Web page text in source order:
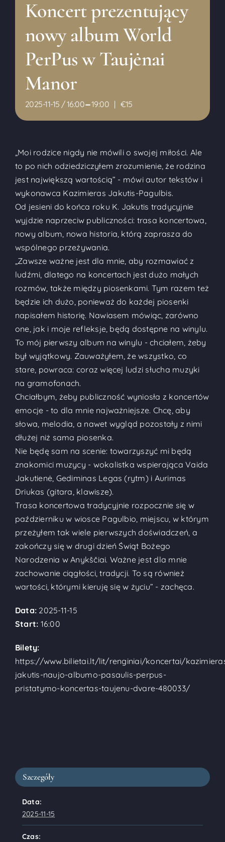
Koncert prezentujący
nowy album World
PerPus w Taujėnai
Manor
2025-11-15 / 16:00-19:00 | €15
„Moi rodzice nigdy nie mówili o swojej miłości. Ale
to po nich odziedziczyłem zrozumienie, że rodzina
jest największą wartością” - mówi autor tekstów i
wykonawca Kazimieras Jakutis-Pagulbis.
Od jesieni do końca roku K. Jakutis tradycyjnie
wyjdzie naprzeciw publiczności: trasa koncertowa,
nowy album, nowa historia, którą zaprasza do
wspólnego przeżywania.
„Zawsze ważne jest dla mnie, aby rozmawiać z
ludźmi, dlatego na koncertach jest dużo małych
rozmów, także między piosenkami. Tym razem też
będzie ich dużo, ponieważ do każdej piosenki
napisałem historię. Nawiasem mówiąc, zarówno
one, jak i moje refleksje, będą dostępne na winylu.
To mój pierwszy album na winylu - chciałem, żeby
był wyjątkowy. Zauważyłem, że wszystko, co
stare, powraca: coraz więcej ludzi słucha muzyki
na gramofonach.
Chciałbym, żeby publiczność wyniosła z koncertów
emocje - to dla mnie najważniejsze. Chcę, aby
słowa, melodia, a nawet wygląd pozostały z nimi
dłużej niż sama piosenka.
Nie będę sam na scenie: towarzyszyć mi będą
znakomici muzycy - wokalistka wspierająca Vaida
Jakutienė, Gediminas Legas (rytm) i Aurimas
Driukas (gitara, klawisze).
Trasa koncertowa tradycyjnie rozpocznie się w
październiku w wiosce Pagulbio, miejscu, w którym
przeżyłem tak wiele pierwszych doświadczeń, a
zakończy się w drugi dzień Świąt Bożego
Narodzenia w Anykščiai. Ważne jest dla mnie
zachowanie ciągłości, tradycji. To są również
wartości, którymi kieruję się w życiu” - zachęca.
Data: 2025-11-15
Start: 16:00
Bilety:
https://www.bilietai.lt/lit/renginiai/koncertai/
jakutis-naujo-albumo-pasaulis-perpus-
pristatymo-koncertas-taujenu-dvare-480033/
Szczegóły
Data:
2025-11-15
Czas: